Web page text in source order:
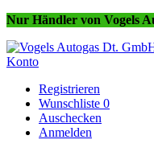
Nur Händler von Vogels
Konto
Registrieren
Wunschliste 0
Auschecken
Anmelden